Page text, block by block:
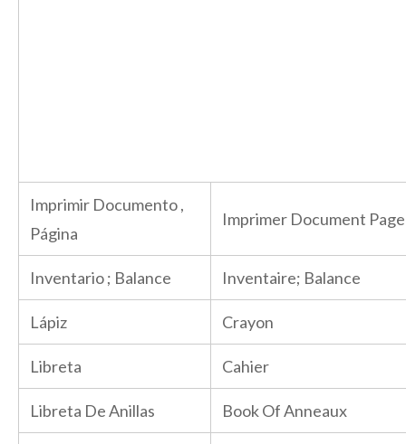
Imprimir Documento ,
Página
Imprimer Document Page
Inventario ; Balance Inventaire; Balance
Lápiz Crayon
Libreta Cahier
Libreta De Anillas Book Of Anneaux